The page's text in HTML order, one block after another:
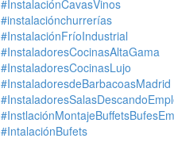
#InstalaciónCavasVinos
#instalaciónchurrerías
#InstalaciónFríoIndustrial
#InstaladoresCocinasAltaGama
#InstaladoresCocinasLujo
#InstaladoresdeBarbacoasMadrid
#IntalaciónBufets